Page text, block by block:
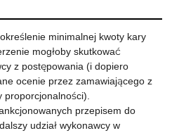
minimalnej kwoty kary
mogłoby skutkować
z postępowania (i dopiero
ocenie przez zamawiającego z
proporcjonalności).
przepisem do
udział wykonawcy w